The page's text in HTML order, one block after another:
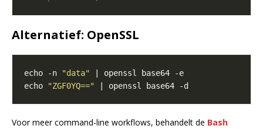
Alternatief: OpenSSL
echo -n "data"
echo
"ZGF0YQ=="
Voor meer command-line workflows, behandelt de Bash